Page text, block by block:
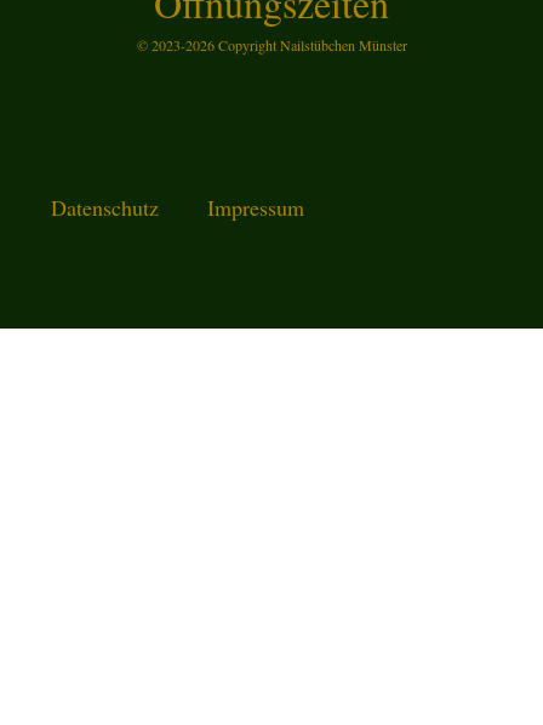
© 2023-2026 Copyright Nailstübchen Münster
Datenschutz Impressum